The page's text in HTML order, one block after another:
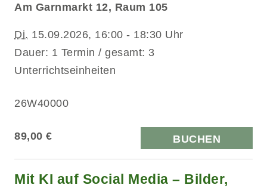
Am Garnmarkt 12, Raum 105
Di. 15.09.2026, 16:00 - 18:30 Uhr
Dauer: 1 Termin / gesamt: 3
Unterrichtseinheiten
26W40000
89,00 € BUCHEN
Mit KI auf Social Media – Bilder,